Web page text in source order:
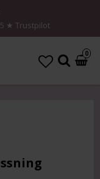
★ Trustpilot
0